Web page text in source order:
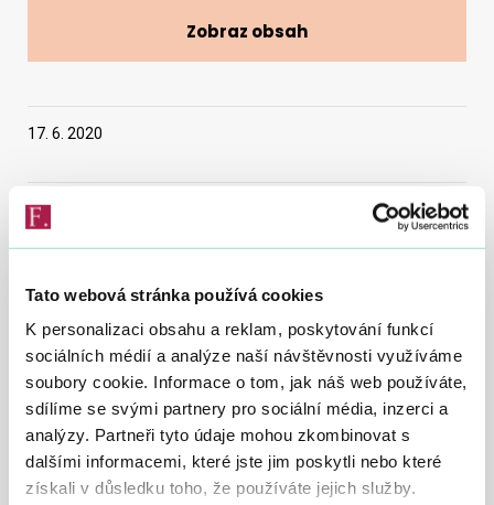
Tato webová stránka používá cookies
K personalizaci obsahu a reklam, poskytování funkcí
sociálních médií a analýze naší návštěvnosti využíváme
soubory cookie. Informace o tom, jak náš web používáte,
sdílíme se svými partnery pro sociální média, inzerci a
analýzy. Partneři tyto údaje mohou zkombinovat s
dalšími informacemi, které jste jim poskytli nebo které
získali v důsledku toho, že používáte jejich služby.
17. 6. 2020
Generální ředitelka Finanční správy Tatjana
Richterová jmenovala dne 15. června 2020 Milana
Ing. Milan Voznica se narodil v roce 1967 ve Frýdku-Místku.
Vystudoval Vysokou školu báňskou, fakultu strojní
a elektrotechnickou v Ostravě.
Po ukončení studia nastoupil do zaměstnání ve Válcovnách
plechu ve Frýdku-Místku a poté do Stavomontáže Zlín, kde
pracoval do roku 1992. Následně byl zaměstnán jako
Zobraz obsah